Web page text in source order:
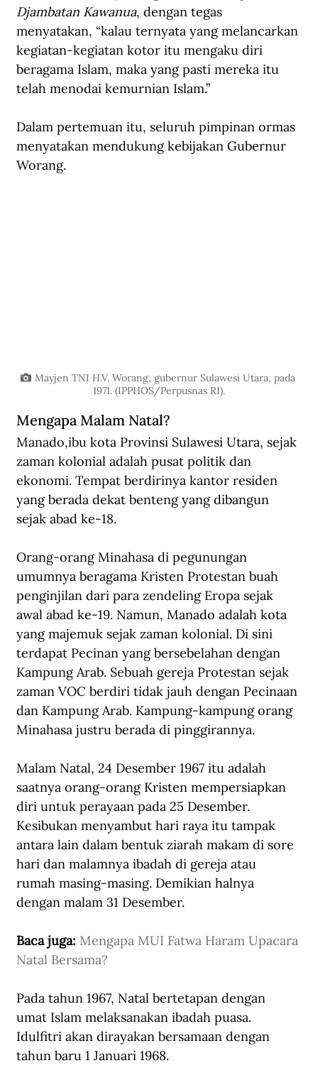
Djambatan Kawanua, dengan tegas
menyatakan, “kalau ternyata yang melancarkan
kegiatan-kegiatan kotor itu mengaku diri
beragama Islam, maka yang pasti mereka itu
telah menodai kemurnian Islam.”
Dalam pertemuan itu, seluruh pimpinan ormas
menyatakan mendukung kebijakan Gubernur
Worang.
Mayjen TNI H.V. Worang, gubernur Sulawesi Utara, pada
1971. (IPPHOS/Perpusnas RI).
Mengapa Malam Natal?
Manado,ibu kota Provinsi Sulawesi Utara, sejak
zaman kolonial adalah pusat politik dan
ekonomi. Tempat berdirinya kantor residen
yang berada dekat benteng yang dibangun
sejak abad ke-18.
Orang-orang Minahasa di pegunungan
umumnya beragama Kristen Protestan buah
penginjilan dari para zendeling Eropa sejak
awal abad ke-19. Namun, Manado adalah kota
yang majemuk sejak zaman kolonial. Di sini
terdapat Pecinan yang bersebelahan dengan
Kampung Arab. Sebuah gereja Protestan sejak
zaman VOC berdiri tidak jauh dengan Pecinaan
dan Kampung Arab. Kampung-kampung orang
Minahasa justru berada di pinggirannya.
Malam Natal, 24 Desember 1967 itu adalah
saatnya orang-orang Kristen mempersiapkan
diri untuk perayaan pada 25 Desember.
Kesibukan menyambut hari raya itu tampak
antara lain dalam bentuk ziarah makam di sore
hari dan malamnya ibadah di gereja atau
rumah masing-masing. Demikian halnya
dengan malam 31 Desember.
Baca juga: Mengapa MUI Fatwa Haram Upacara
Natal Bersama?
Pada tahun 1967, Natal bertetapan dengan
umat Islam melaksanakan ibadah puasa.
Idulfitri akan dirayakan bersamaan dengan
tahun baru 1 Januari 1968.